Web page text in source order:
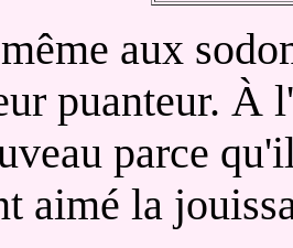
aux
puanteur. À
parce
aimé la